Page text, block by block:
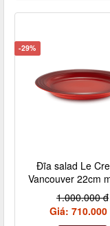
-29%
Đĩa salad Le
Vancouver 22cm
cheery
1.000.000 đ
Giá: 710.000